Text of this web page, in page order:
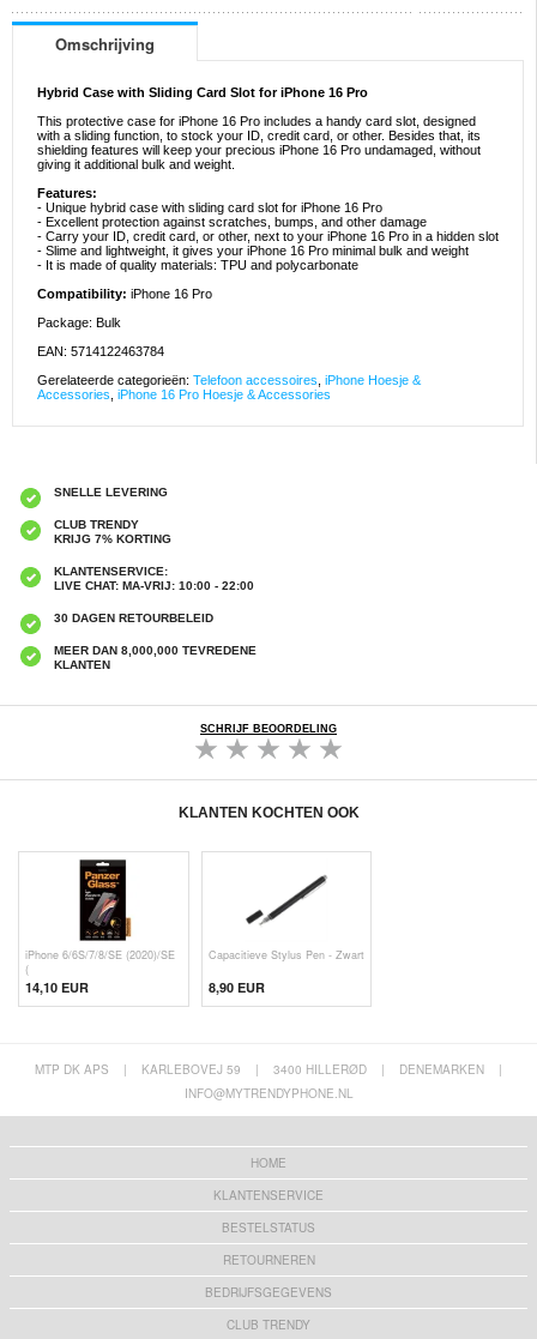
Omschrijving
Hybrid Case with Sliding Card Slot for iPhone 16 Pro
This protective case for iPhone 16 Pro includes a handy card slot, designed
with a sliding function, to stock your ID, credit card, or other. Besides that, its
shielding features will keep your precious iPhone 16 Pro undamaged, without
giving it additional bulk and weight.
Features:
- Unique hybrid case with sliding card slot for iPhone 16 Pro
- Excellent protection against scratches, bumps, and other damage
- Carry your ID, credit card, or other, next to your iPhone 16 Pro in a hidden slot
- Slime and lightweight, it gives your iPhone 16 Pro minimal bulk and weight
- It is made of quality materials: TPU and polycarbonate
Compatibility: iPhone 16 Pro
Package: Bulk
EAN: 5714122463784
Gerelateerde categorieën: Telefoon accessoires iPhone Hoesje &
Accessories iPhone 16 Pro Hoesje & Accessories
SNELLE LEVERING
CLUB TRENDY
KRIJG 7% KORTING
KLANTENSERVICE:
LIVE CHAT: MA-VRIJ: 10:00 - 22:00
30 DAGEN RETOURBELEID
MEER DAN 8,000,000 TEVREDENE
KLANTEN
SCHRIJF BEOORDELING
KLANTEN KOCHTEN OOK
iPhone 6/6S/7/8/SE (2020)/SE
(
14,10 EUR
Capacitieve Stylus Pen - Zwart
8,90 EUR
MTP DK APS | KARLEBOVEJ 59 | 3400 HILLERØD | DENEMARKEN
|
INFO@MYTRENDYPHONE.NL
HOME
KLANTENSERVICE
BESTELSTATUS
RETOURNEREN
BEDRIJFSGEGEVENS
CLUB TRENDY